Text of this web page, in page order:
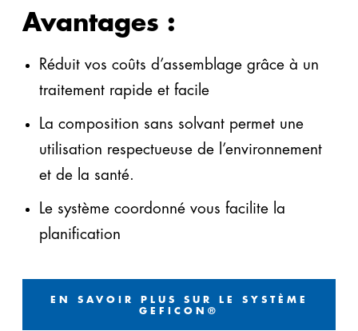
AU SYSTÈME GEFICON®
AU SYSTÈME GEFITAS®
Avantages :
Réduit vos coûts d’assemblage grâce à un
traitement rapide et facile
La composition sans solvant permet une
utilisation respectueuse de l’environnement
et de la santé.
Le système coordonné vous facilite la
planification
EN SAVOIR PLUS SUR LE SYSTÈME
GEFICON®